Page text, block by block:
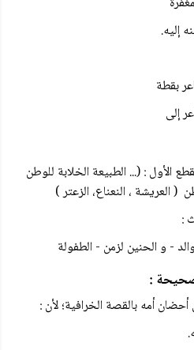
إليه.
بقطة
إلى
الأول : (... الطبيعة الخلابة للوطن
( العريشة ، النعناع، الزعتر )
:
- و الحنين لزمن - الطفولة
:
أمه بالقصة الخرافية؛ لأن :